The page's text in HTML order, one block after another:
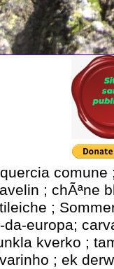
; chÃªne
;
europa;
kverko ;
; ek